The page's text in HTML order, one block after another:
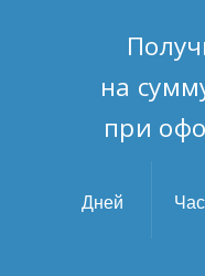
на
при
Дней